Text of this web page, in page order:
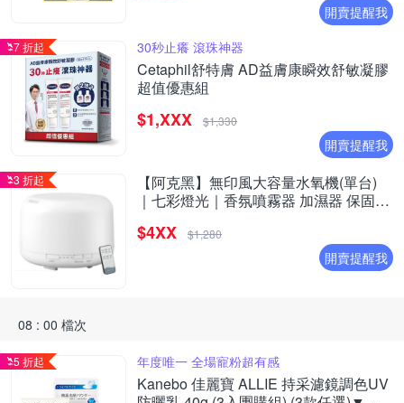
開賣提醒我
7 折起 30秒止癢 滾珠神器
Cetaphil舒特膚 AD益膚康瞬效舒敏凝膠
超值優惠組
$1,XXX $1,330
開賣提醒我
3 折起
【阿克黑】無印風大容量水氧機(單台)
｜七彩燈光｜香氛噴霧器 加濕器 保固一
$4XX $1,280
開賣提醒我
08 : 00 檔次
5 折起 年度唯一 全場寵粉超有感
Kanebo 佳麗寶 ALLIE 持采濾鏡調色UV